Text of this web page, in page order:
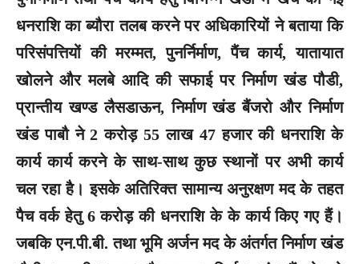
धनराशि का ब्यौरा तलब करने पर अधिकारियों ने बताया कि
परिसंपत्तियों की मरम्मत, पुनर्निर्माण, पैंच कार्य, यातायात
खोलने और मलबे आदि की सफाई पर निर्माण खंड पौडी,
प्रान्तीय खण्ड लैसडाऊन, निर्माण खंड बैंजरो और निर्माण
खंड पाबौ ने 2 करोड़ 55 लाख 47 हजार की धनराशि के
कार्य कार्य करने के साथ-साथ कुछ स्थानों पर अभी कार्य
चल रहा है। इसके अतिरिक्त सामान्य अनुरक्षण मद के तहत
पैच वर्क हेतु 6 करोड़ की धनराशि के के कार्य किए गए हैं।
जबकि एन.पी.बी. तथा भूमि अर्जन मद के अंतर्गत निर्माण खंड